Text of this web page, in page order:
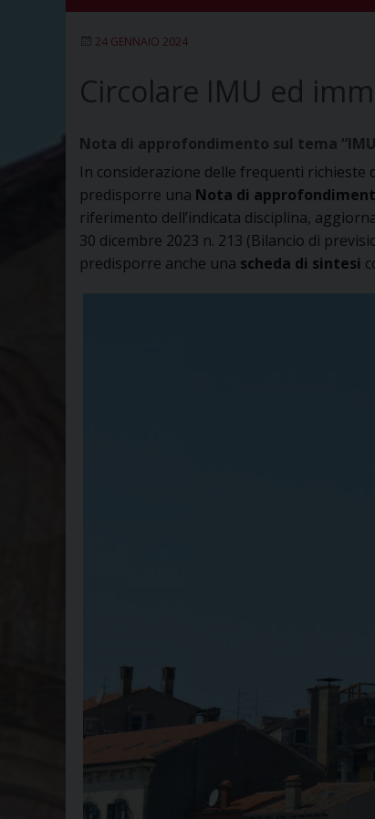
24 GENNAIO 2024
Circolare IMU ed
Nota di approfondimento sul tema
In considerazione delle frequenti
predisporre una Nota di
riferimento dell’indicata disciplina,
30 dicembre 2023 n. 213 (Bilancio di
predisporre anche una scheda di sintesi